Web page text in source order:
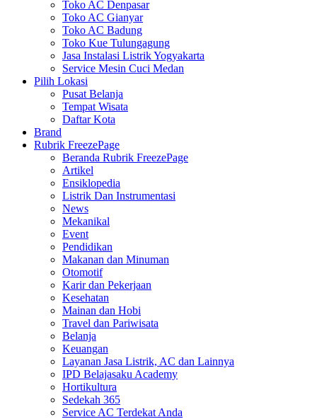
Toko AC Denpasar
Toko AC Gianyar
Toko AC Badung
Toko Kue Tulungagung
Jasa Instalasi Listrik Yogyakarta
Service Mesin Cuci Medan
Pilih Lokasi
Pusat Belanja
Tempat Wisata
Daftar Kota
Brand
Rubrik FreezePage
Beranda Rubrik FreezePage
Artikel
Ensiklopedia
Listrik Dan Instrumentasi
News
Mekanikal
Event
Pendidikan
Makanan dan Minuman
Otomotif
Karir dan Pekerjaan
Kesehatan
Mainan dan Hobi
Travel dan Pariwisata
Belanja
Keuangan
Layanan Jasa Listrik, AC dan Lainnya
IPD Belajasaku Academy
Hortikultura
Sedekah 365
Service AC Terdekat Anda